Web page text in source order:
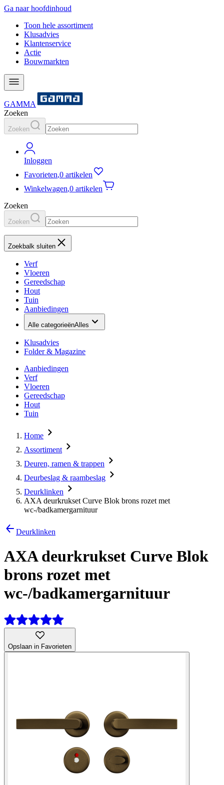
Ga naar hoofdinhoud
Toon hele assortiment
Klusadvies
Klantenservice
Actie
Bouwmarkten
GAMMA
Zoeken
Zoeken
Inloggen
Favorieten,0 artikelen
Winkelwagen,0 artikelen
Zoeken
Zoeken
Zoekbalk sluiten
Verf
Vloeren
Gereedschap
Hout
Tuin
Aanbiedingen
Alle categorieënAlles
Klusadvies
Folder & Magazine
Aanbiedingen
Verf
Vloeren
Gereedschap
Hout
Tuin
Home
Assortiment
Deuren, ramen & trappen
Deurbeslag & raambeslag
Deurklinken
AXA deurkrukset Curve Blok brons rozet met
wc-/badkamergarnituur
Deurklinken
AXA deurkrukset Curve Blok
brons rozet met
wc-/badkamergarnituur
Opslaan in Favorieten